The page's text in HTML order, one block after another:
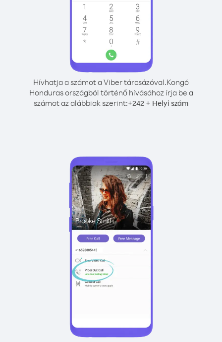
Hívhatja a számot a Viber tárcsázóval.Kongó
Honduras országból történő hívásához írja be a
számot az alábbiak szerint:+242 + Helyi szám